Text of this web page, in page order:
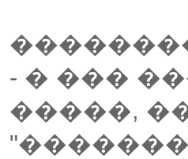
- � ���
�����,